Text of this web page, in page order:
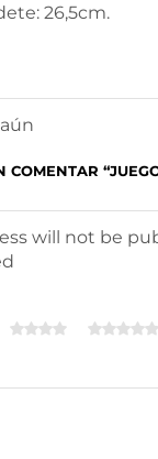
26,5cm.
COMENTAR
will not be